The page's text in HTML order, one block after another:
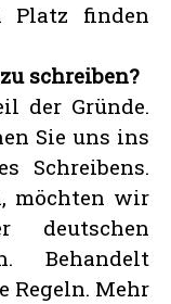
Platz finden
schreiben?
der Gründe.
Sie uns ins
Schreibens.
möchten wir
Behandelt
Regeln. Mehr